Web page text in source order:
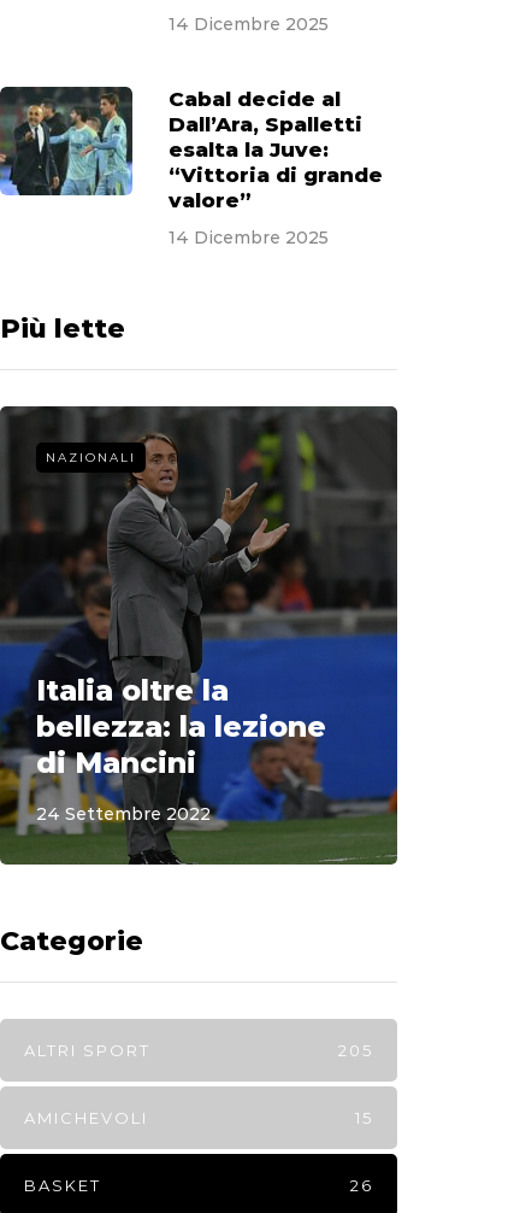
14 Dicembre 2025
Cabal decide al
Dall’Ara, Spalletti
esalta la Juve:
“Vittoria di grande
valore”
14 Dicembre 2025
Più lette
NAZIONALI
Italia oltre la
bellezza: la lezione
di Mancini
24 Settembre 2022
Categorie
ALTRI SPORT 205
AMICHEVOLI 15
BASKET 26